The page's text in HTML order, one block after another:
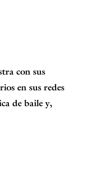
con sus
en sus redes
de baile y,